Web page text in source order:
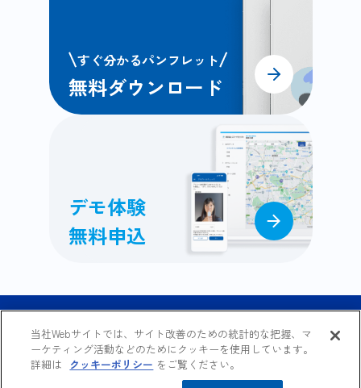
すぐ分かるパンフレット
無料ダウンロード
デモ体験
無料申込
MIMAMO DRIVEに関するお問い合わせ
お問い合わせフォーム
当社Webサイトでは、サイト改善のための統計的な把握、マ
ーケティング活動などのためにクッキーを使用しています。
詳細は
クッキーポリシー をご覧ください。